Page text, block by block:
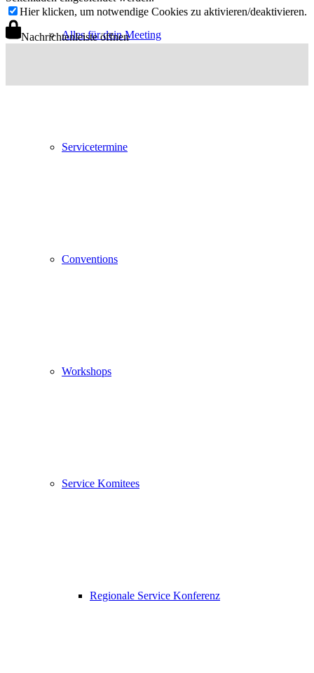
Alles für dein Meeting
Servicetermine
Conventions
Workshops
Service Komitees
Regionale Service Konferenz
Hier klicken, um notwendige Cookies zu aktivieren/deaktivieren.
Nachrichtenleiste öffnen